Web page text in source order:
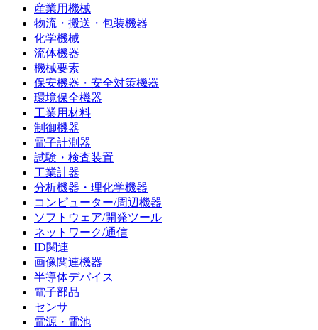
産業用機械
物流・搬送・包装機器
化学機械
流体機器
機械要素
保安機器・安全対策機器
環境保全機器
工業用材料
制御機器
電子計測器
試験・検査装置
工業計器
分析機器・理化学機器
コンピューター/周辺機器
ソフトウェア/開発ツール
ネットワーク/通信
ID関連
画像関連機器
半導体デバイス
電子部品
センサ
電源・電池